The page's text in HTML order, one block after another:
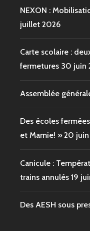
NEXON :
juillet 2026
Carte scolaire :
fermetures 30 juin
Assemblée
Des écoles
et Mamie! » 20
Canicule :
trains annulés 19
Des AESH sous